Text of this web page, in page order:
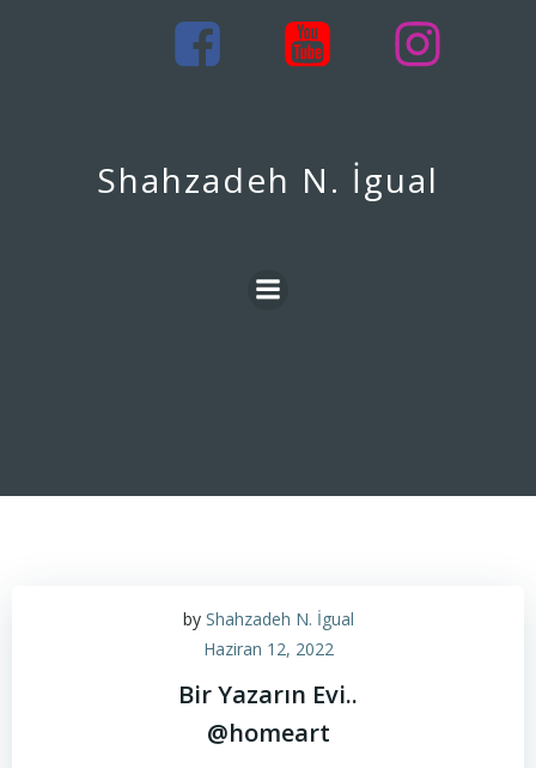
geç
Shahzadeh N. İgual
by Shahzadeh N. İgual
Haziran 12, 2022
Bir Yazarın Evi..
@homeart